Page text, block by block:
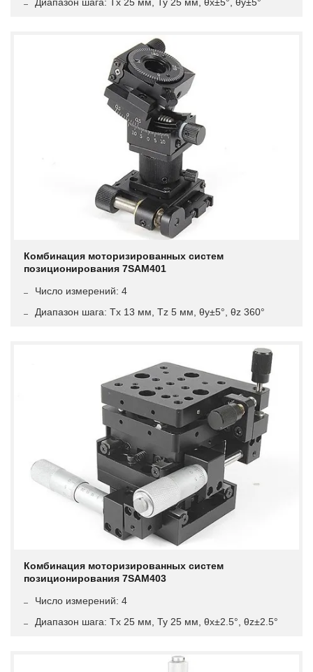
Комбинация моторизированных систем
позиционирования 7SAM401
Число измерений: 4
Диапазон шага: Tx 13 мм, Tz 5 мм, θy±5°, θz 360°
Комбинация моторизированных систем
позиционирования 7SAM403
Число измерений: 4
Диапазон шага: Tx 25 мм, Ty 25 мм, θx±2.5°, θz±2.5°